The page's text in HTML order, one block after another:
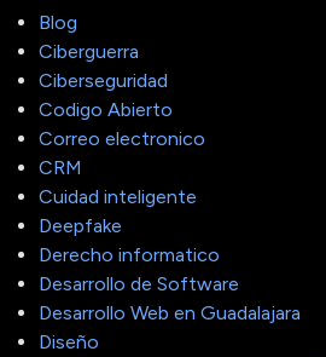
Blog
Ciberguerra
Ciberseguridad
Codigo Abierto
Correo electronico
CRM
Cuidad inteligente
Deepfake
Derecho informatico
Desarrollo de Software
Desarrollo Web en Guadalajara
Diseño